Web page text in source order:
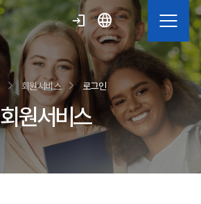
login language
회원서비스 로그인
회원서비스